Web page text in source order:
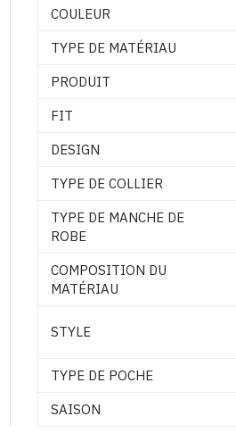
COULEUR
TYPE DE MATÉRIAU
PRODUIT
FIT
DESIGN
TYPE DE COLLIER
TYPE DE MANCHE DE
ROBE
COMPOSITION DU
MATÉRIAU
STYLE
TYPE DE POCHE
SAISON